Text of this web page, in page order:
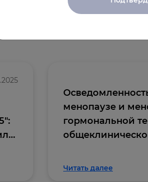
менопаузе и
гормональной
Читать далее